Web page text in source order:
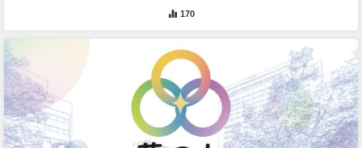
170